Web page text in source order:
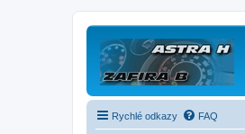
Rychlé odkazy FAQ